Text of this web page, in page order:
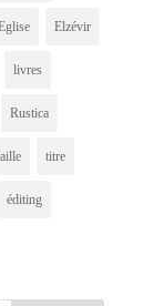
Elzévir
livres
Rustica
titre
éditing